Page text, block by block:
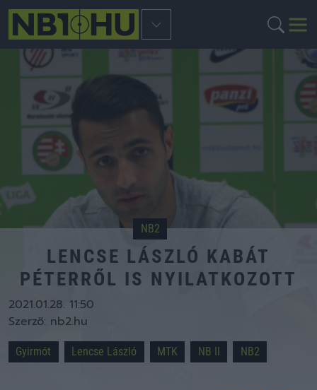
NB2
LENCSE LÁSZLÓ KABÁT
PÉTERRŐL IS NYILATKOZOTT
2021.01.28. 11:50
Szerző: nb2.hu
Gyirmót Lencse László MTK NB II NB2